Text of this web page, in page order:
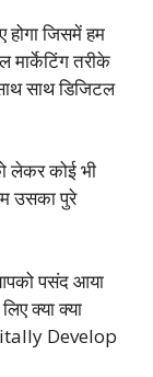
जिसमें हम
तरीके
साथ डिजिटल
कोई भी
उसका पुरे
पसंद आया
क्या क्या
Develop